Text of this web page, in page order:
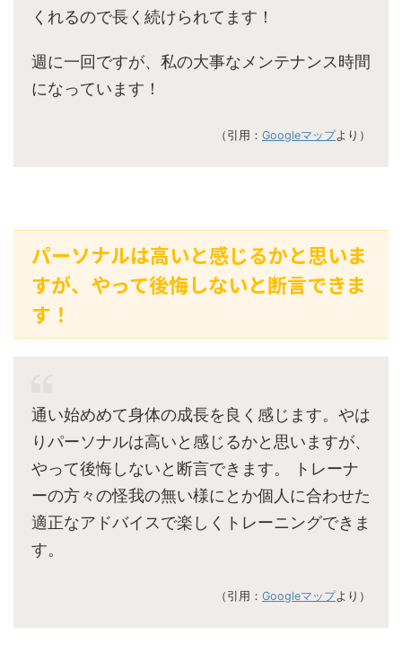
くれるので長く続けられてます！
週に一回ですが、私の大事なメンテナンス時間
になっています！
（引用： Googleマップより）
パーソナルは高いと感じるかと思いま
すが、やって後悔しないと断言できま
す！
通い始めめて身体の成長を良く感じます。やは
りパーソナルは高いと感じるかと思いますが、
やって後悔しないと断言できます。 トレーナ
ーの方々の怪我の無い様にとか個人に合わせた
適正なアドバイスで楽しくトレーニングできま
す。
（引用： Googleマップより）